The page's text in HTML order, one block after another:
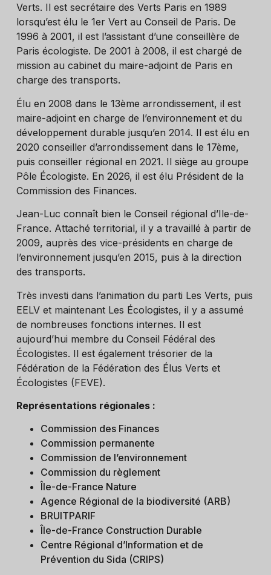
Verts. Il est secrétaire des Verts Paris en 1989
lorsqu’est élu le 1er Vert au Conseil de Paris. De
1996 à 2001, il est l’assistant d’une conseillère de
Paris écologiste. De 2001 à 2008, il est chargé de
mission au cabinet du maire-adjoint de Paris en
charge des transports.
Élu en 2008 dans le 13ème arrondissement, il est
maire-adjoint en charge de l’environnement et du
développement durable jusqu’en 2014. Il est élu en
2020 conseiller d’arrondissement dans le 17ème,
puis conseiller régional en 2021. Il siège au groupe
Pôle Écologiste. En 2026, il est élu Président de la
Commission des Finances.
Jean-Luc connaît bien le Conseil régional d’Ile-de-
France. Attaché territorial, il y a travaillé à partir de
2009, auprès des vice-présidents en charge de
l’environnement jusqu’en 2015, puis à la direction
des transports.
Très investi dans l’animation du parti Les Verts, puis
EELV et maintenant Les Écologistes, il y a assumé
de nombreuses fonctions internes. Il est
aujourd’hui membre du Conseil Fédéral des
Écologistes. Il est également trésorier de la
Fédération de la Fédération des Élus Verts et
Écologistes (FEVE).
Représentations régionales :
Commission des Finances
Commission permanente
Commission de l’environnement
Commission du règlement
Île-de-France Nature
Agence Régional de la biodiversité (ARB)
BRUITPARIF
Île-de-France Construction Durable
Centre Régional d’Information et de
Prévention du Sida (CRIPS)